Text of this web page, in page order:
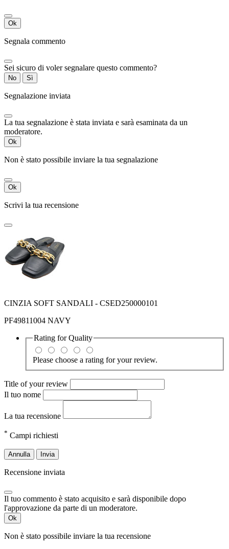
Ok
Segnala commento
Sei sicuro di voler segnalare questo commento?
No Sì
Segnalazione inviata
La tua segnalazione è stata inviata e sarà esaminata da un
moderatore.
Ok
Non è stato possibile inviare la tua segnalazione
Ok
Scrivi la tua recensione
CINZIA SOFT SANDALI - CSED250000101
PF49811004 NAVY
Rating forQuality
Please choose a rating for your review.
Title of your review
Il tuo nome
La tua recensione
* Campi richiesti
Annulla Invia
Recensione inviata
Il tuo commento è stato acquisito e sarà disponibile dopo
l'approvazione da parte di un moderatore.
Ok
Non è stato possibile inviare la tua recensione